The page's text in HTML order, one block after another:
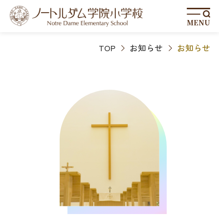
MENU
TOP お知らせ お知らせ